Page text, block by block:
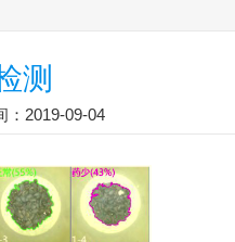
测
：2019-09-04